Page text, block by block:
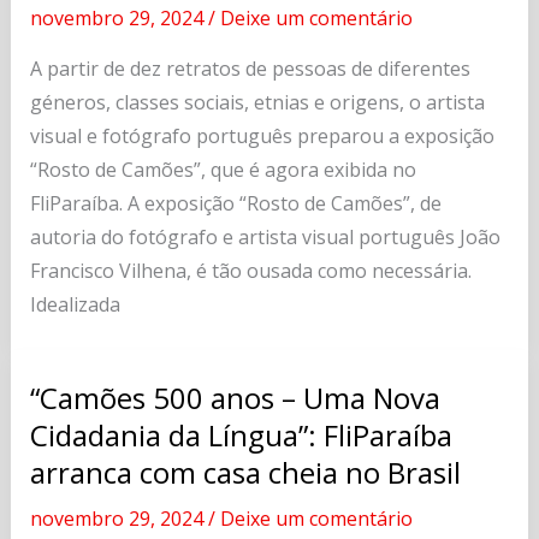
novembro 29, 2024/ Deixe um comentário
A partir de dez retratos de pessoas de diferentes
géneros, classes sociais, etnias e origens, o artista
visual e fotógrafo português preparou a exposição
“Rosto de Camões”, que é agora exibida no
FliParaíba. A exposição “Rosto de Camões”, de
autoria do fotógrafo e artista visual português João
Francisco Vilhena, é tão ousada como necessária.
Idealizada
“Camões 500 anos – Uma Nova
Cidadania da Língua”: FliParaíba
arranca com casa cheia no Brasil
novembro 29, 2024/ Deixe um comentário